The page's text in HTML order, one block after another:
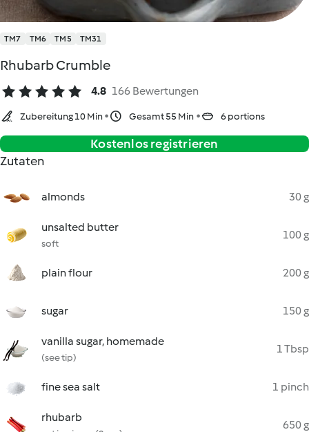
TM7 TM6 TM5 TM31
Rhubarb Crumble
4.8 166 Bewertungen
Zubereitung 10 Min Gesamt 55 Min 6 portions
Kostenlos registrieren
Zutaten
almonds 30 g
unsalted butter
soft
100 g
plain flour 200 g
sugar 150 g
vanilla sugar, homemade
(see tip)
1 Tbsp
fine sea salt 1 pinch
rhubarb
650 g